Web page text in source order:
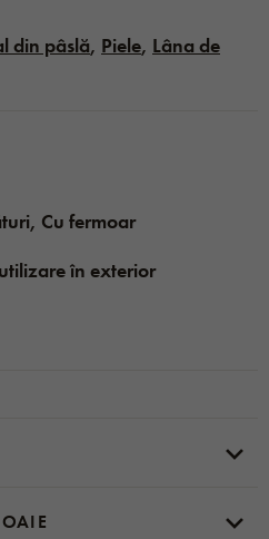
din pâslă, Piele, Lâna de
Cu fermoar
în exterior